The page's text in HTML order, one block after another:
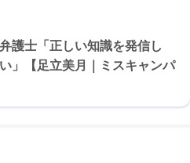
護士「正しい知識を発信し
」【足立美月｜ミスキャンパ